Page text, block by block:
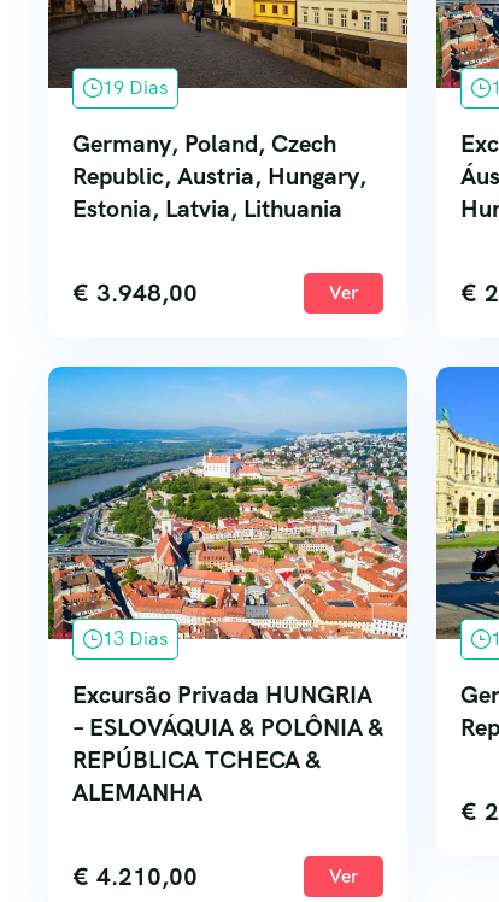
19 Dias
Germany, Poland, Czech
Republic, Austria, Hungary,
Estonia, Latvia, Lithuania
€ 3.948,00 Ver €
13 Dias
Excursão Privada HUNGRIA
– ESLOVÁQUIA & POLÔNIA &
REPÚBLICA TCHECA &
ALEMANHA
€ 4.210,00 Ver
€